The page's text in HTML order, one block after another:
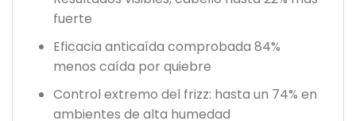
fuerte
Eficacia anticaída comprobada 84%
menos caída por quiebre
Control extremo del frizz: hasta un 74% en
ambientes de alta humedad